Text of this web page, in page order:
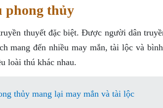
phong thủy
thuyết đặc biệt. Được người dân
mang đến nhiều may mắn, tài lộc và
loài thú khác nhau.
thủy mang lại may mắn và tài lộc